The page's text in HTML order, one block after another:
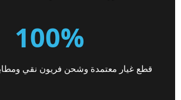
100%
قطع غيار معتمدة وشحن فريون نقي